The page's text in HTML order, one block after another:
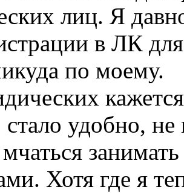
лиц. Я
в ЛК
по моему.
стало удобно,
Хотя где я